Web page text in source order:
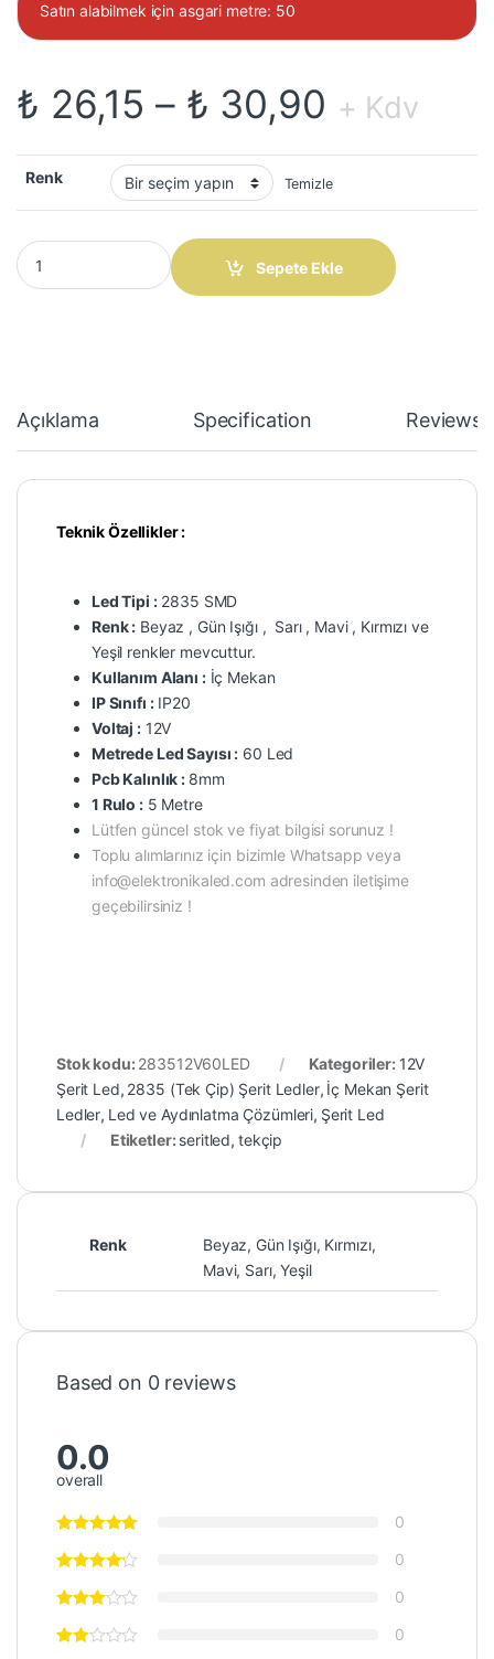
Satın alabilmek için asgari metre: 50
₺ 26,15 – ₺ 30,90 Fiyat
+ Kdv
Renk Temizle
2835smd 12V IP20 Şerit Led 60led 8mm quantity
Sepete Ekle
Açıklama Specification Reviews
Teknik Özellikler :
Led Tipi :2835 SMD
Renk : Beyaz , Gün Işığı , Sarı , Mavi , Kırmızı ve
Yeşil renkler mevcuttur.
Kullanım Alanı :İç Mekan
IP Sınıfı :IP20
Voltaj :12V
Metrede Led Sayısı : 60 Led
Pcb Kalınlık : 8mm
1 Rulo :5 Metre
Lütfen güncel stok ve fiyat bilgisi sorunuz !
Toplu alımlarınız için bizimle Whatsapp veya
info@elektronikaled.com adresinden iletişime
geçebilirsiniz !
Stok kodu: 283512V60LED Kategoriler: 12V
Şerit Led, 2835 (Tek Çip) Şerit Ledler, İç Mekan Şerit
Ledler, Led ve Aydınlatma Çözümleri, Şerit Led
Etiketler: seritled, tekçip
Renk
Beyaz, Gün Işığı, Kırmızı,
Mavi, Sarı, Yeşil
Based on 0 reviews
0.0
overall
0
0
0
0